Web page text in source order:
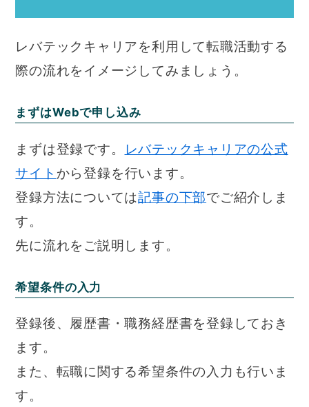
レバテックキャリアを利用して転職活動する
際の流れをイメージしてみましょう。
まずはWebで申し込み
まずは登録です。
レバテックキャリアの公式
サイト から登録を行います。
登録方法については記事の下部でご紹介しま
す。
先に流れをご説明します。
希望条件の入力
登録後、履歴書・職務経歴書を登録しておき
ます。
また、転職に関する希望条件の入力も行いま
す。